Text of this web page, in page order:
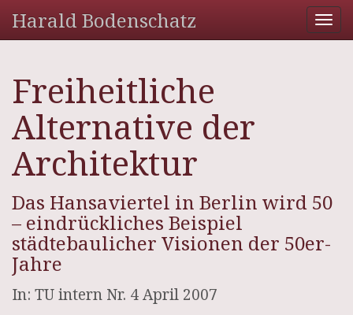
Harald Bodenschatz
Freiheitliche
Alternative der
Architektur
Das Hansaviertel in Berlin wird 50
– eindrückliches Beispiel
städtebaulicher Visionen der 50er-
Jahre
In: TU intern Nr. 4 April 2007